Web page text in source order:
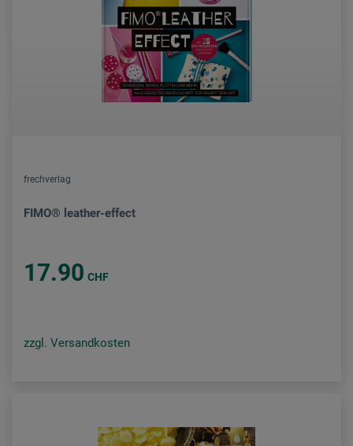
frechverlag
FIMO® leather-effect
17.90 CHF
zzgl. Versandkosten